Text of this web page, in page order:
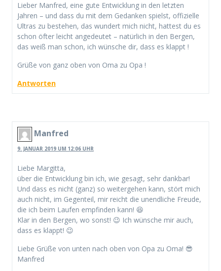
Lieber Manfred, eine gute Entwicklung in den letzten
Jahren – und dass du mit dem Gedanken spielst, offizielle
Ultras zu bestehen, das wundert mich nicht, hattest du es
schon öfter leicht angedeutet – natürlich in den Bergen,
das weiß man schon, ich wünsche dir, dass es klappt !
Grüße von ganz oben von Oma zu Opa !
Antworten
Manfred
9. JANUAR 2019 UM 12:06 UHR
Liebe Margitta,
über die Entwicklung bin ich, wie gesagt, sehr dankbar!
Und dass es nicht (ganz) so weitergehen kann, stört mich
auch nicht, im Gegenteil, mir reicht die unendliche Freude,
die ich beim Laufen empfinden kann! 😆
Klar in den Bergen, wo sonst! 😉 Ich wünsche mir auch,
dass es klappt! 😉
Liebe Grüße von unten nach oben von Opa zu Oma! 😎
Manfred